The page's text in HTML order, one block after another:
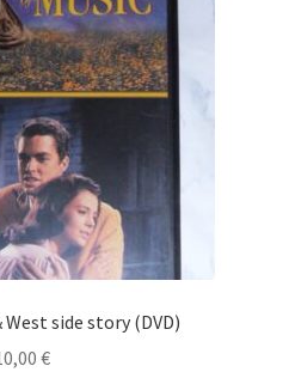
side story (DVD)
€